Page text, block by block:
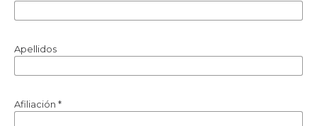
Apellidos
Afiliación *